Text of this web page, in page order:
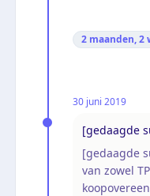
2 maanden, 2
30 juni 2019
[gedaagde
[gedaagde
van zowel